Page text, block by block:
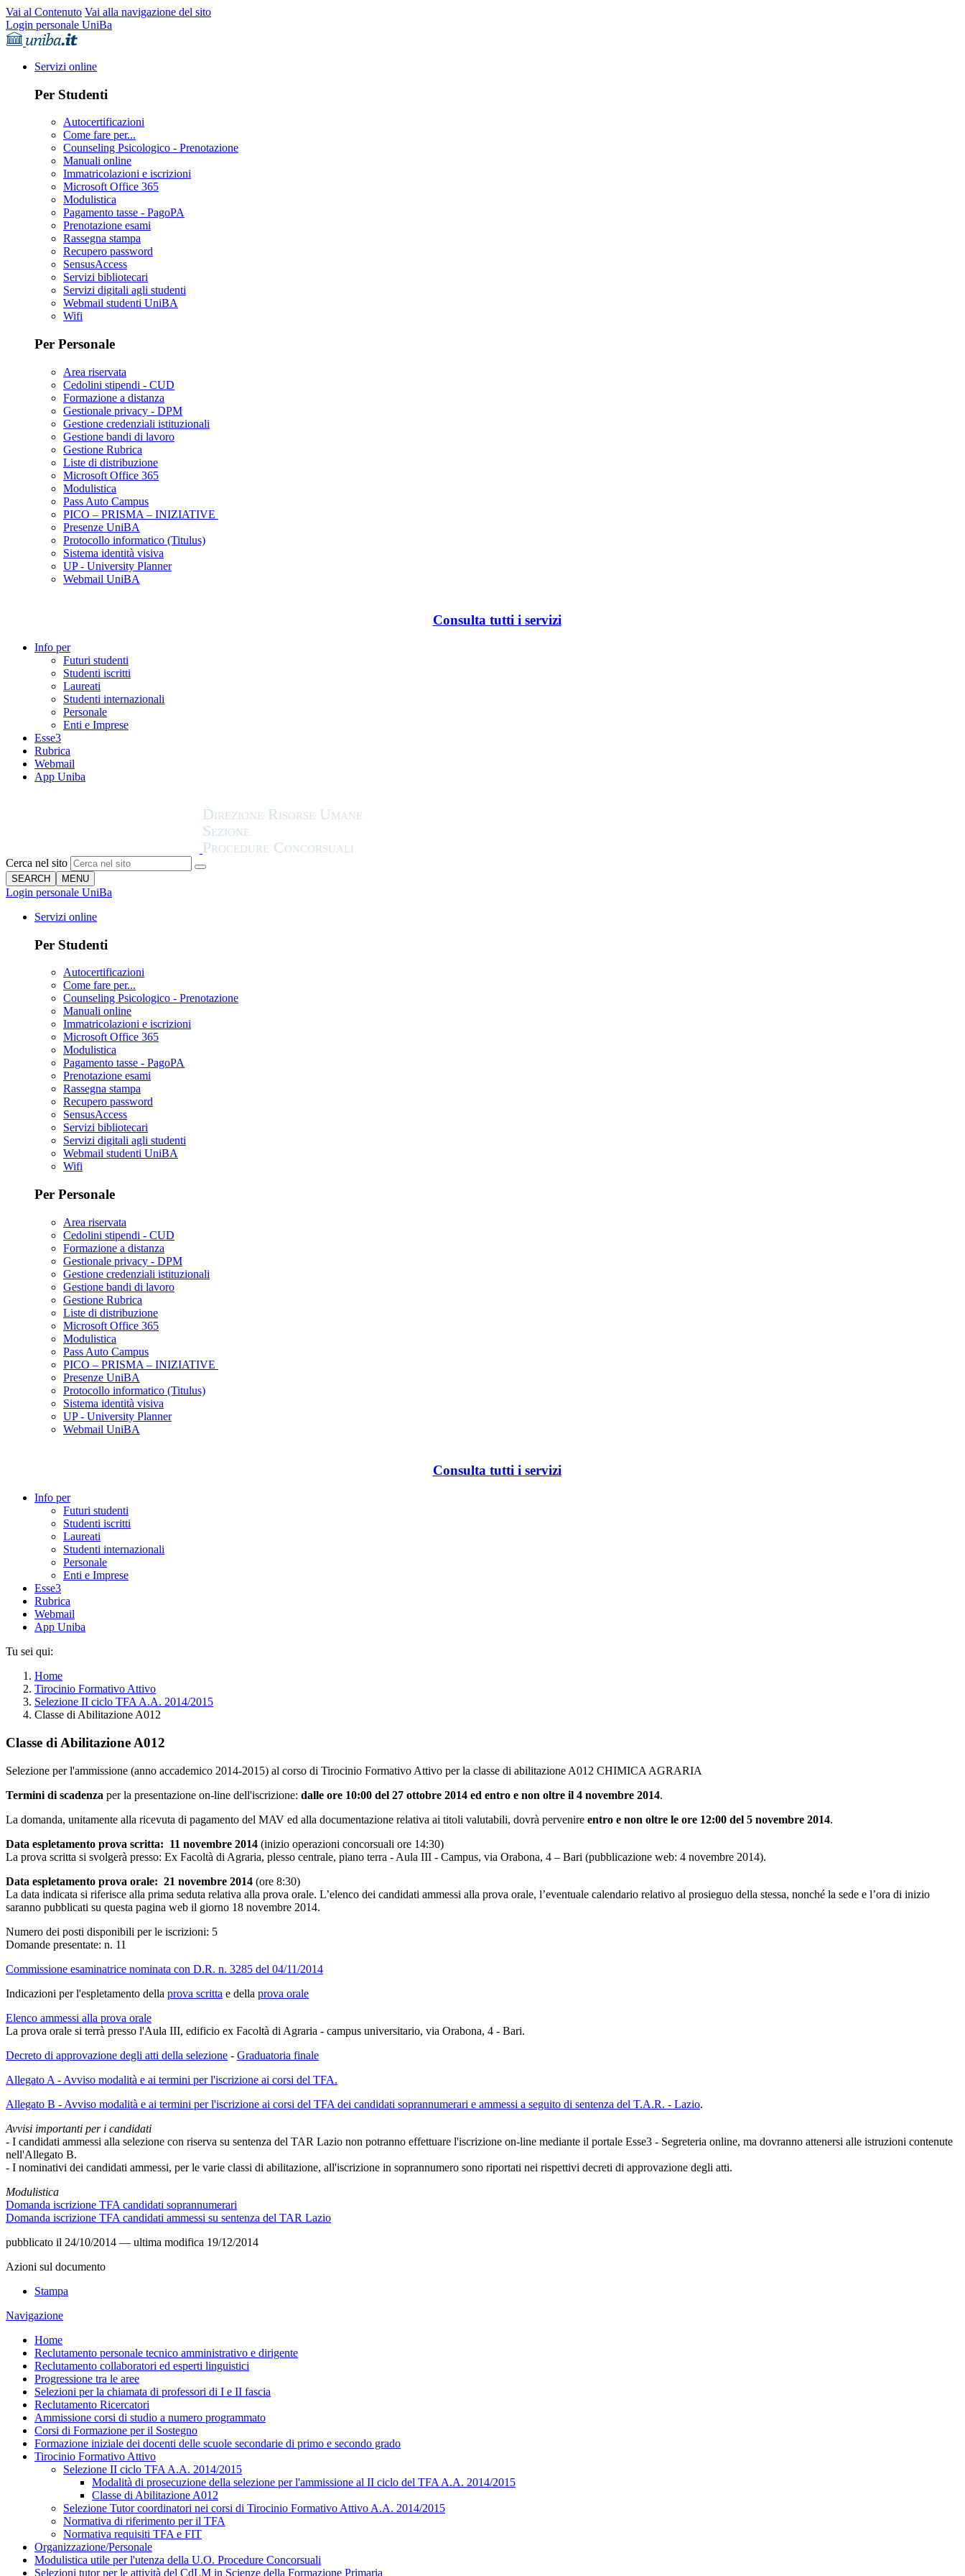
Vai al Contenuto Vai alla navigazione del sito
Login personale UniBa
Servizi online
Per Studenti
Autocertificazioni
Come fare per...
Counseling Psicologico - Prenotazione
Manuali online
Immatricolazioni e iscrizioni
Microsoft Office 365
Modulistica
Pagamento tasse - PagoPA
Prenotazione esami
Rassegna stampa
Recupero password
SensusAccess
Servizi bibliotecari
Servizi digitali agli studenti
Webmail studenti UniBA
Wifi
Per Personale
Area riservata
Cedolini stipendi - CUD
Formazione a distanza
Gestionale privacy - DPM
Gestione credenziali istituzionali
Gestione bandi di lavoro
Gestione Rubrica
Liste di distribuzione
Microsoft Office 365
Modulistica
Pass Auto Campus
PICO – PRISMA – INIZIATIVE
Presenze UniBA
Protocollo informatico (Titulus)
Sistema identità visiva
UP - University Planner
Webmail UniBA
Consulta tutti i servizi
Info per
Futuri studenti
Studenti iscritti
Laureati
Studenti internazionali
Personale
Enti e Imprese
Esse3
Rubrica
Webmail
App Uniba
Cerca nel sito
SEARCH MENU
Login personale UniBa
Servizi online
Per Studenti
Autocertificazioni
Come fare per...
Counseling Psicologico - Prenotazione
Manuali online
Immatricolazioni e iscrizioni
Microsoft Office 365
Modulistica
Pagamento tasse - PagoPA
Prenotazione esami
Rassegna stampa
Recupero password
SensusAccess
Servizi bibliotecari
Servizi digitali agli studenti
Webmail studenti UniBA
Wifi
Per Personale
Area riservata
Cedolini stipendi - CUD
Formazione a distanza
Gestionale privacy - DPM
Gestione credenziali istituzionali
Gestione bandi di lavoro
Gestione Rubrica
Liste di distribuzione
Microsoft Office 365
Modulistica
Pass Auto Campus
PICO – PRISMA – INIZIATIVE
Presenze UniBA
Protocollo informatico (Titulus)
Sistema identità visiva
UP - University Planner
Webmail UniBA
Consulta tutti i servizi
Info per
Futuri studenti
Studenti iscritti
Laureati
Studenti internazionali
Personale
Enti e Imprese
Esse3
Rubrica
Webmail
App Uniba
Tu sei qui:
Home
Tirocinio Formativo Attivo
Selezione II ciclo TFA A.A. 2014/2015
Classe di Abilitazione A012
Classe di Abilitazione A012
Selezione per l'ammissione (anno accademico 2014-2015) al corso di Tirocinio Formativo Attivo per la classe di abilitazione A012 CHIMICA AGRARIA
Termini di scadenza per la presentazione on-line dell'iscrizione: dalle ore 10:00 del 27 ottobre 2014 ed entro e non oltre il 4 novembre 2014.
La domanda, unitamente alla ricevuta di pagamento del MAV ed alla documentazione relativa ai titoli valutabili, dovrà pervenire entro e non oltre le ore 12:00 del 5 novembre 2014.
Data espletamento prova scritta: 11 novembre 2014 (inizio operazioni concorsuali ore 14:30)
La prova scritta si svolgerà presso: Ex Facoltà di Agraria, plesso centrale, piano terra - Aula III - Campus, via Orabona, 4 – Bari (pubblicazione web: 4 novembre 2014).
Data espletamento prova orale: 21 novembre 2014 (ore 8:30)
La data indicata si riferisce alla prima seduta relativa alla prova orale. L’elenco dei candidati ammessi alla prova orale, l’eventuale calendario relativo al prosieguo della stessa, nonché la sede e l’ora di inizio
saranno pubblicati su questa pagina web il giorno 18 novembre 2014.
Numero dei posti disponibili per le iscrizioni: 5
Domande presentate: n. 11
Commissione esaminatrice nominata con D.R. n. 3285 del 04/11/2014
Indicazioni per l'espletamento della prova scritta e della prova orale
Elenco ammessi alla prova orale
La prova orale si terrà presso l'Aula III, edificio ex Facoltà di Agraria - campus universitario, via Orabona, 4 - Bari.
Decreto di approvazione degli atti della selezione - Graduatoria finale
Allegato A - Avviso modalità e ai termini per l'iscrizione ai corsi del TFA.
Allegato B - Avviso modalità e ai termini per l'iscrizione ai corsi del TFA dei candidati soprannumerari e ammessi a seguito di sentenza del T.A.R. - Lazio.
Avvisi importanti per i candidati
- I candidati ammessi alla selezione con riserva su sentenza del TAR Lazio non potranno effettuare l'iscrizione on-line mediante il portale Esse3 - Segreteria online, ma dovranno attenersi alle istruzioni contenute
nell'Allegato B.
- I nominativi dei candidati ammessi, per le varie classi di abilitazione, all'iscrizione in soprannumero sono riportati nei rispettivi decreti di approvazione degli atti.
Modulistica
Domanda iscrizione TFA candidati soprannumerari
Domanda iscrizione TFA candidati ammessi su sentenza del TAR Lazio
pubblicato il 24/10/2014 — ultima modifica 19/12/2014
Azioni sul documento
Stampa
Navigazione
Home
Reclutamento personale tecnico amministrativo e dirigente
Reclutamento collaboratori ed esperti linguistici
Progressione tra le aree
Selezioni per la chiamata di professori di I e II fascia
Reclutamento Ricercatori
Ammissione corsi di studio a numero programmato
Corsi di Formazione per il Sostegno
Formazione iniziale dei docenti delle scuole secondarie di primo e secondo grado
Tirocinio Formativo Attivo
Selezione II ciclo TFA A.A. 2014/2015
Modalità di prosecuzione della selezione per l'ammissione al II ciclo del TFA A.A. 2014/2015
Classe di Abilitazione A012
Selezione Tutor coordinatori nei corsi di Tirocinio Formativo Attivo A.A. 2014/2015
Normativa di riferimento per il TFA
Normativa requisiti TFA e FIT
Organizzazione/Personale
Modulistica utile per l'utenza della U.O. Procedure Concorsuali
Selezioni tutor per le attività del CdLM in Scienze della Formazione Primaria